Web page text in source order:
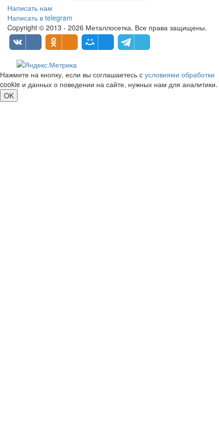
Написать нам
Написать в telegram
Copyright © 2013 - 2026 Металлосетка. Все права защищены.
Нажмите на кнопку, если вы соглашаетесь с условиями обработки
cookie и данных о поведении на сайте, нужных нам для аналитики.
OK